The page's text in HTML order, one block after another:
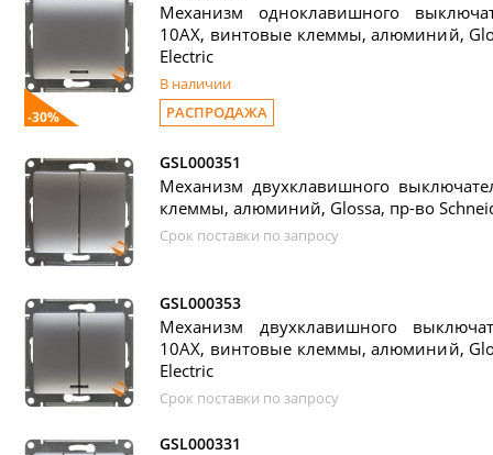
-30%
Механизм одноклавишного
10АХ, винтовые клеммы, алюминий,
Electric
В наличии
РАСПРОДАЖА
GSL000351
Механизм двухклавишного
клеммы, алюминий, Glossa, пр-во
Срок поставки по запросу
GSL000353
Механизм двухклавишного
10АХ, винтовые клеммы, алюминий,
Electric
Срок поставки по запросу
GSL000331